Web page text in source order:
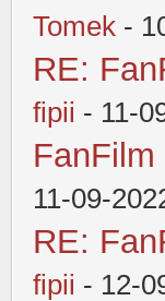
Tomek -
RE:
fipii - 11-
FanFilm
11-09-
RE:
fipii - 12-